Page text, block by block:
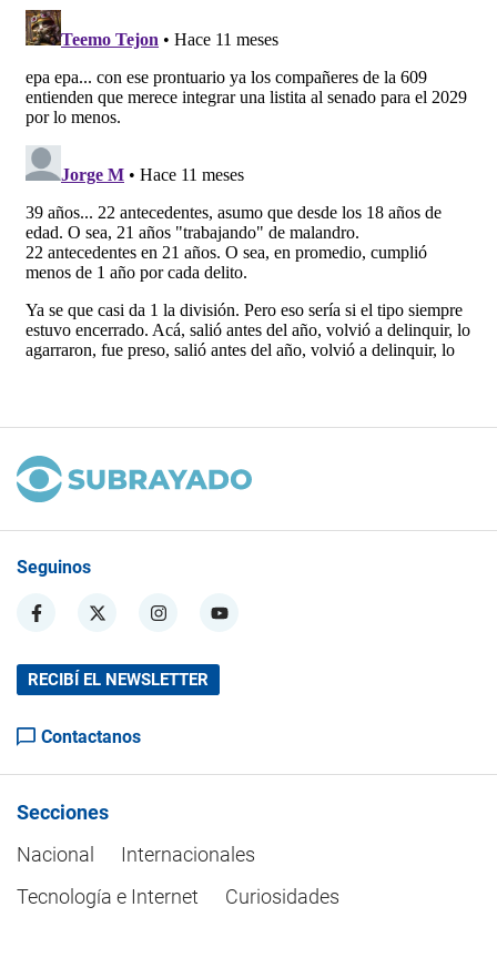
Seguinos
RECIBÍ EL NEWSLETTER
Contactanos
Secciones
Nacional
Internacionales
Tecnología e Internet
Curiosidades